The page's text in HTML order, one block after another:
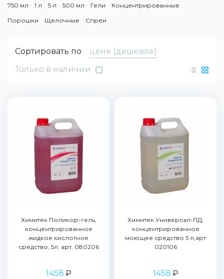
750 мл 1 л 5 л 500 мл Гели
Концентрированные
Порошки
Щелочные Спреи
Сортировать по
цене (дешевле)
Только в наличии
Химитек Поликор-гель,
концентрированное
жидкое кислотное
средство, 5л. арт. 080206
1458 ₽
Химитек Универсал-ПД,
концентрированное
моющее средство 5 л,арт
020106
1458 ₽